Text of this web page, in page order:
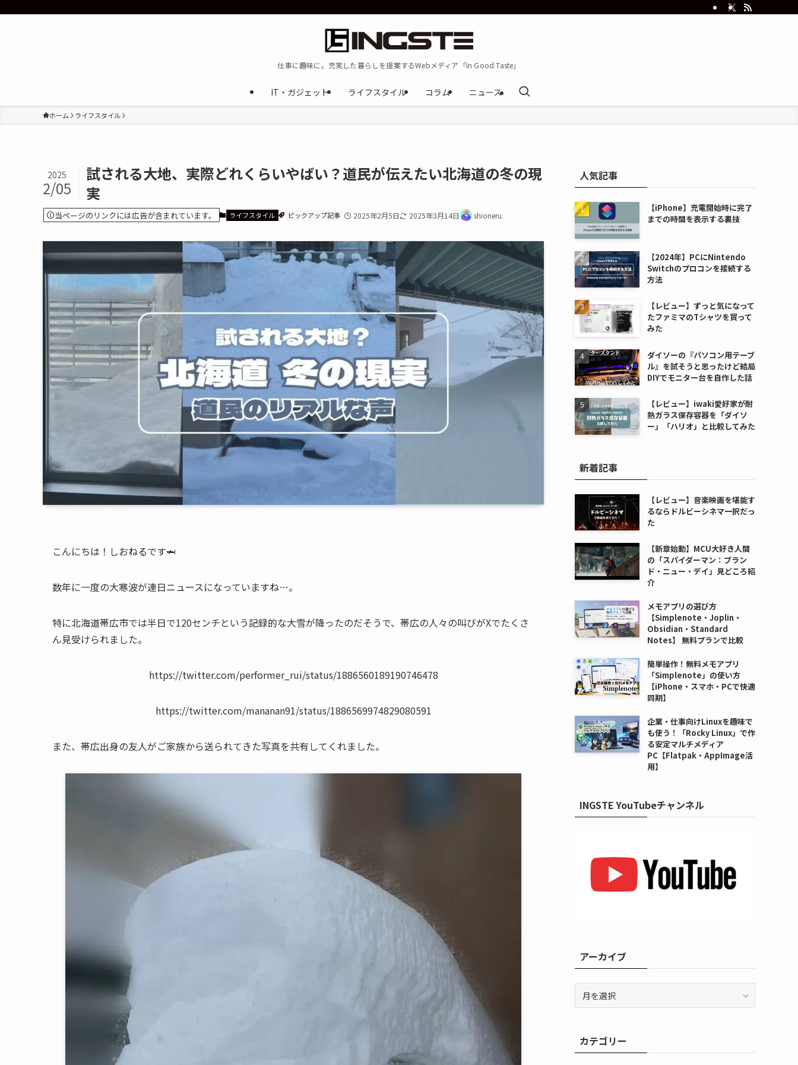
仕事に趣味に。充実した暮らしを提案するWebメディア「In Good Taste」
IT・ガジェット ライフスタイル コラム ニュース
ホーム ライフスタイル
試される大地、実際どれくらいやばい？道民が伝えたい北海道の冬の現
実
2025
2/05
当ページのリンクには広告が含まれています。 ライフスタイル ピックアップ記事 2025年2月5日 2025年3月14日 shioneru.
こんにちは！しおねるです🦈
数年に一度の大寒波が連日ニュースになっていますね…。
特に北海道帯広市では半日で120センチという記録的な大雪が降ったのだそうで、帯広の人々の叫びがXでたくさ
ん見受けられました。
https://twitter.com/performer_rui/status/1886560189190746478
https://twitter.com/mananan91/status/1886569974829080591
また、帯広出身の友人がご家族から送られてきた写真を共有してくれました。
人気記事
【iPhone】充電開始時に完了
までの時間を表示する裏技
【2024年】PCにNintendo
Switchのプロコンを接続する
方法
【レビュー】ずっと気になって
たファミマのTシャツを買って
みた
ダイソーの『パソコン用テーブ
ル』を試そうと思ったけど結局
DIYでモニター台を自作した話
【レビュー】iwaki愛好家が耐
熱ガラス保存容器を「ダイソ
ー」「ハリオ」と比較してみた
新着記事
【レビュー】音楽映画を堪能す
るならドルビーシネマ一択だっ
た
【新章始動】MCU大好き人間
の「スパイダーマン：ブラン
ド・ニュー・デイ」見どころ紹
介
メモアプリの選び方
【Simplenote・Joplin・
Obsidian・Standard
Notes】 無料プランで比較
簡単操作！無料メモアプリ
「Simplenote」の使い方
【iPhone・スマホ・PCで快適
同期】
企業・仕事向けLinuxを趣味で
も使う！「Rocky Linux」で作
る安定マルチメディア
PC【Flatpak・AppImage活
用】
INGSTE YouTubeチャンネル
アーカイブ
ブカテゴリー